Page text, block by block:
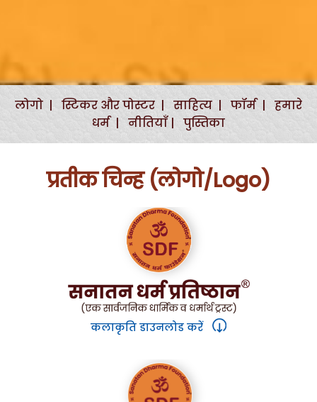
लोगो | स्टिकर और पोस्टर | साहित्य | फॉर्म |
हमारे
धर्म | नीतियाँ | पुस्तिका
प्रतीक चिन्ह (लोगो/Logo)
कलाकृति डाउनलोड करें